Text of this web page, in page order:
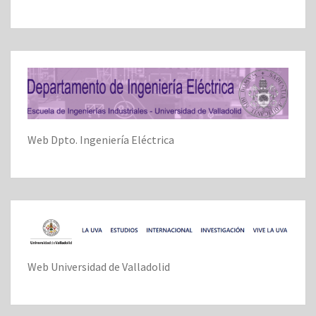
Web Dpto. Ingeniería Eléctrica
Web Universidad de Valladolid